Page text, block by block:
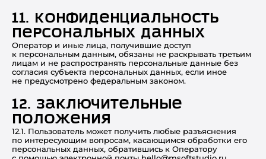
11. Конфиденциальность
персональных данных
Оператор и иные лица, получившие доступ
к персональным данным, обязаны не раскрывать третьим
лицам и не распространять персональные данные без
согласия субъекта персональных данных, если иное
не предусмотрено федеральным законом.
12. Заключительные
положения
12.1. Пользователь может получить любые разъяснения
по интересующим вопросам, касающимся обработки его
персональных данных, обратившись к Оператору